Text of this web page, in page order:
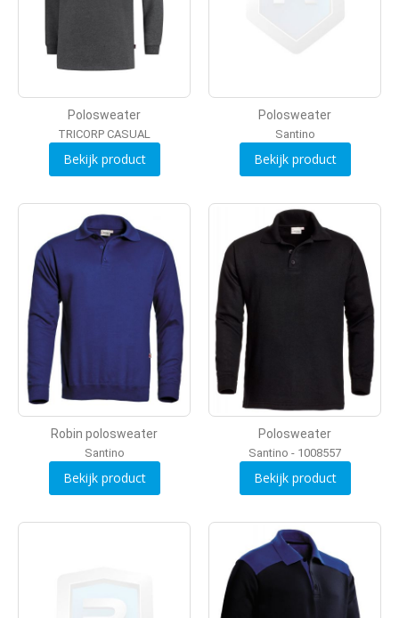
Polosweater
TRICORP CASUAL
Bekijk product
Polosweater
Santino
Bekijk product
Robin polosweater
Santino
Bekijk product
Polosweater
Santino - 1008557
Bekijk product